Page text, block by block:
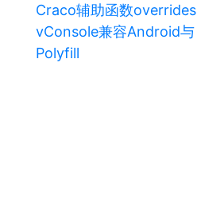
Craco辅助函数overrides
vConsole兼容Android与
Polyfill